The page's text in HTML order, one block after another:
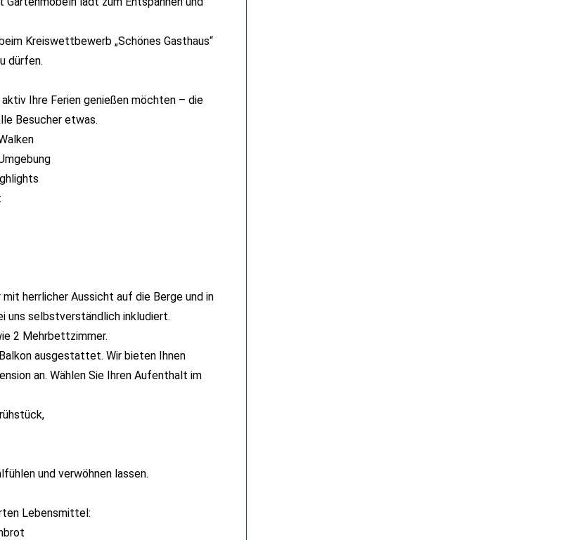
Kreiswettbewerb „Schönes Gasthaus“
dürfen.
Ihre Ferien genießen möchten – die
Besucher etwas.
herrlicher Aussicht auf die Berge und in
uns selbstverständlich inkludiert.
2 Mehrbettzimmer.
ausgestattet. Wir bieten Ihnen
an. Wählen Sie Ihren Aufenthalt im
und verwöhnen lassen.
Lebensmittel: